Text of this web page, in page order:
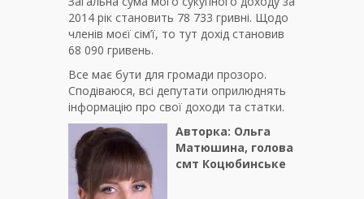
2014 рік становить 78 733 гривні. Щодо
членів моєї сім’ї, то тут дохід становив
68 090 гривень.
Все має бути для громади прозоро.
Сподіваюся, всі депутати оприлюднять
інформацію про свої доходи та статки.
Авторка: Ольга
Матюшина, голова
смт Коцюбинське